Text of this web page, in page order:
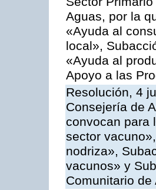
Aguas, por la
«Ayuda al
local»,
«Ayuda al
Apoyo a las
Resolución, 4
Consejería de
convocan para
sector
nodriza»,
vacunos» y
Comunitario